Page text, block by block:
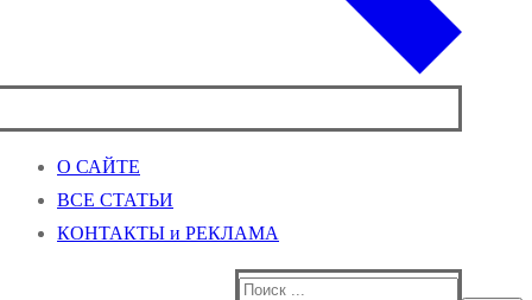
О САЙТЕ
ВСЕ СТАТЬИ
КОНТАКТЫ и РЕКЛАМА
Найти: